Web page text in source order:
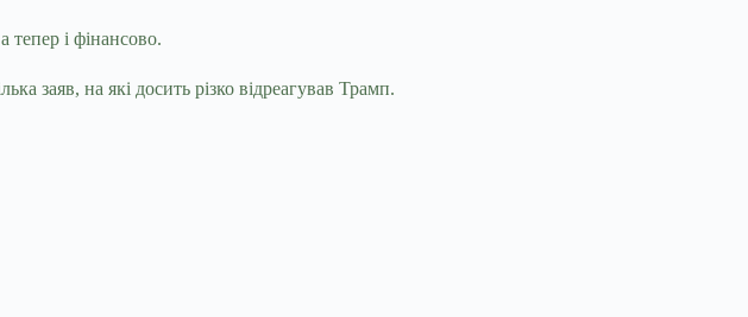
тепер і фінансово.
заяв, на які досить різко відреагував Трамп.